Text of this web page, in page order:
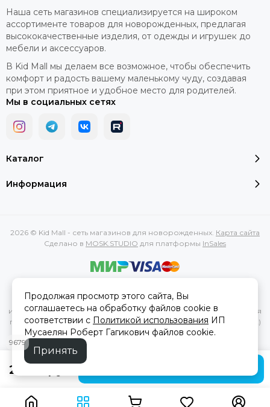
2 750 руб
Каталог
Информация
Наша сеть магазинов специализируется на широком
ассортименте товаров для новорожденных, предлагая
высококачественные изделия, от одежды и игрушек до
мебели и аксессуаров.
В Kid Mall мы делаем все возможное, чтобы обеспечить
комфорт и радость вашему маленькому чуду, создавая
при этом приятное и удобное место для родителей.
Мы в социальных сетях
2026 © Kid Mall - сеть магазинов для новорожденных. Карта сайта
Сделано в MOSK.STUDIO для платформы InSales
характеристик, стоимости товаров и услуг, носит
информационный характер и ни при каких условиях не является
публичной офертой, определяемой положениями Статьи 437(2)
Гражданского кодекса РФ.
9679
Продолжая просмотр этого сайта, Вы
соглашаетесь на обработку файлов cookie в
соответствии с Политикой использования ИП
Мусаелян Роберт Гагикович файлов cookie.
Принять